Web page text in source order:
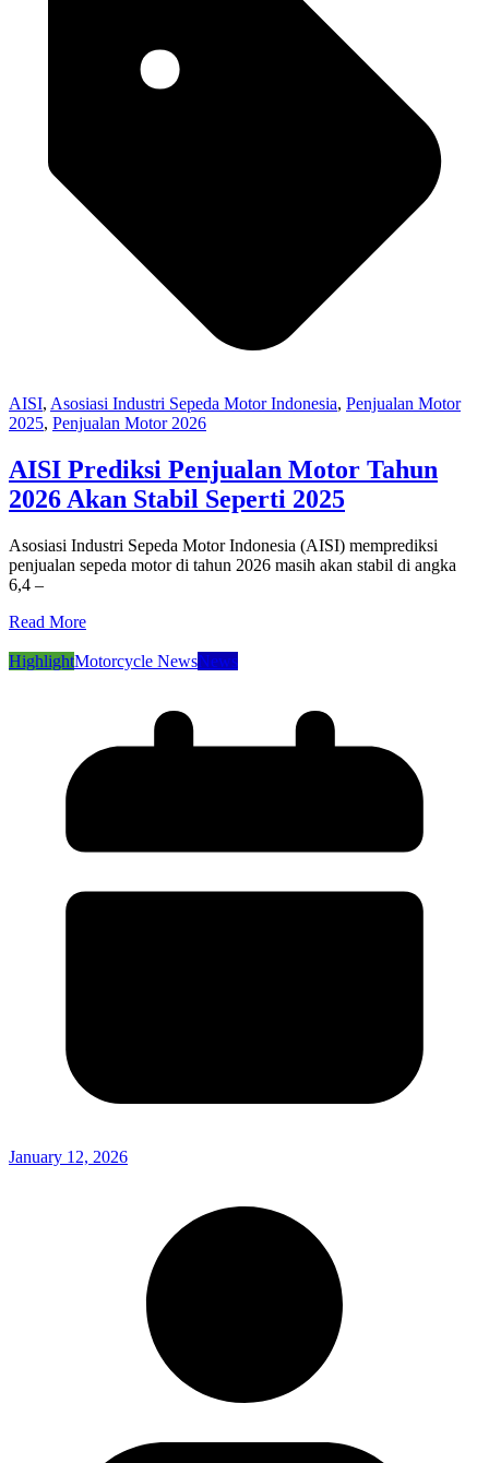
AISI, Asosiasi Industri Sepeda Motor Indonesia, Penjualan Motor
2025, Penjualan Motor 2026
AISI Prediksi Penjualan Motor Tahun
2026 Akan Stabil Seperti 2025
Asosiasi Industri Sepeda Motor Indonesia (AISI) memprediksi
penjualan sepeda motor di tahun 2026 masih akan stabil di angka
6,4 –
Read More
HighlightMotorcycle NewsNews
January 12, 2026